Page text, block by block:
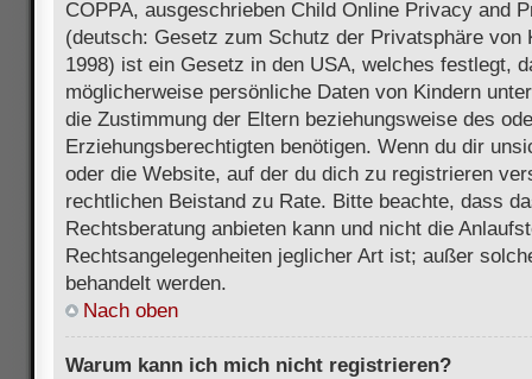
COPPA, ausgeschrieben Child Online Privacy and
(deutsch: Gesetz zum Schutz der Privatsphäre von
1998) ist ein Gesetz in den USA, welches festlegt,
möglicherweise persönliche Daten von Kindern
die Zustimmung der Eltern beziehungsweise des
Erziehungsberechtigten benötigen. Wenn du dir
oder die Website, auf der du dich zu registrieren
rechtlichen Beistand zu Rate. Bitte beachte, dass
Rechtsberatung anbieten kann und nicht die
Rechtsangelegenheiten jeglicher Art ist; außer
behandelt werden.
Nach oben
Warum kann ich mich nicht registrieren?